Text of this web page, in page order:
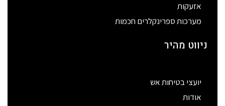
אזעקות
מערכות ספרינקלרים חכמות
ניווט מהיר
יועצי בטיחות אש
אודות